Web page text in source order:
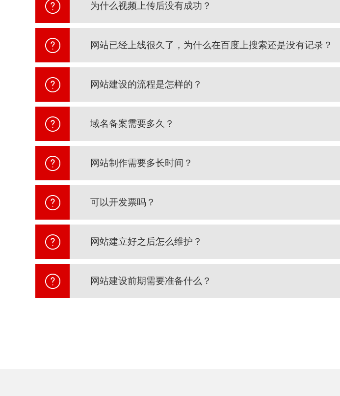
为什么视频上传后没有成功？
网站已经上线很久了，为什么在百度上搜索还是没有记录？
网站建设的流程是怎样的？
域名备案需要多久？
网站制作需要多长时间？
可以开发票吗？
网站建立好之后怎么维护？
网站建设前期需要准备什么？